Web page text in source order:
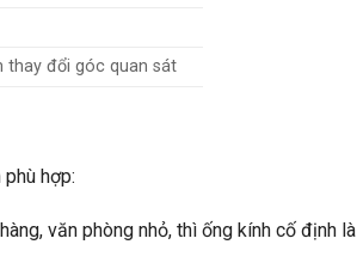
thay đổi góc quan sát
hợp:
văn phòng nhỏ, thì ống kính cố định là